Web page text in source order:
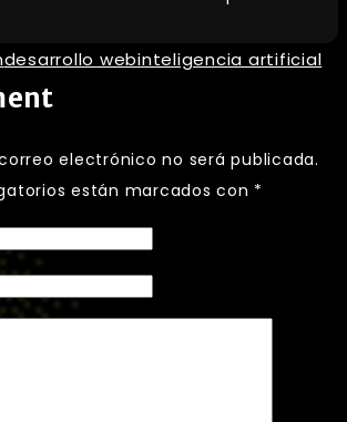
desarrollo webinteligencia artificial
electrónico no será publicada.
están marcados con *